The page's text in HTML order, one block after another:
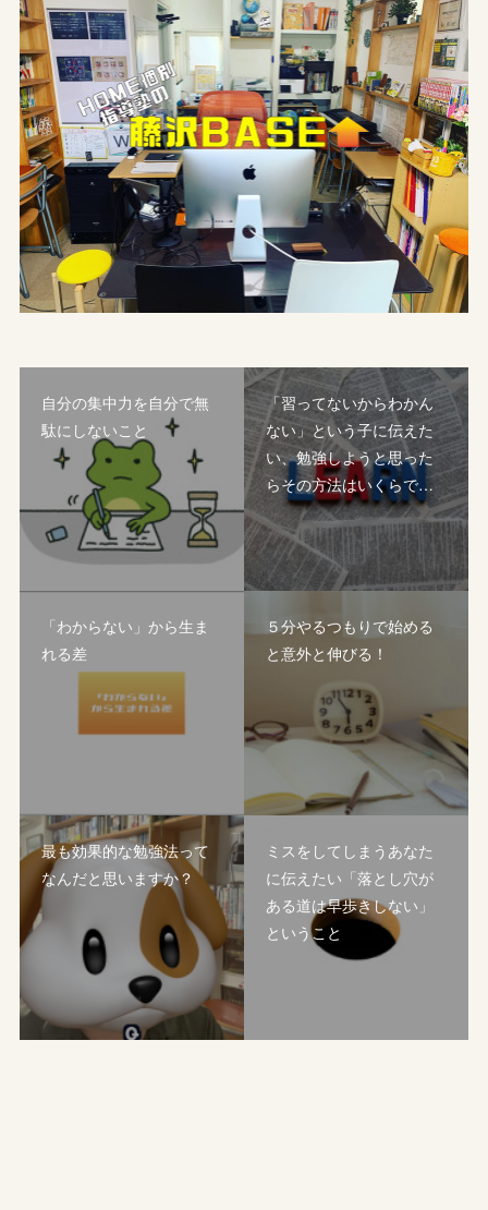
自分の集中力を自分で無
駄にしないこと
「習ってないからわかん
ない」という子に伝えた
い、勉強しようと思った
らその方法はいくらで…
「わからない」から生ま
れる差
５分やるつもりで始める
と意外と伸びる！
最も効果的な勉強法って
なんだと思いますか？
ミスをしてしまうあなた
に伝えたい「落とし穴が
ある道は早歩きしない」
ということ